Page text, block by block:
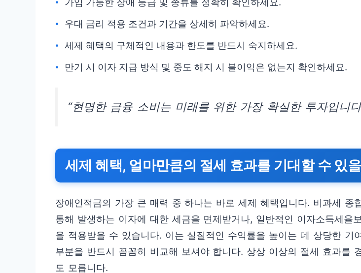
우대 금리 적용 조건과 기간을 상세히 파악하세요.
세제 혜택의 구체적인 내용과 한도를 반드시 숙지하세요.
만기 시 이자 지급 방식 및 중도 해지 시 불이익은 없는지 확인하세요.
“현명한 금융 소비는 미래를 위한 가장 확실한 투자입니
세제 혜택, 얼마만큼의 절세 효과를 기대할 수 있
장애인적금의 가장 큰 매력 중 하나는 바로 세제 혜택입니다. 비과세 종
통해 발생하는 이자에 대한 세금을 면제받거나, 일반적인 이자소득세율
을 적용받을 수 있습니다. 이는 실질적인 수익률을 높이는 데 상당한 기
부분을 반드시 꼼꼼히 비교해 보셔야 합니다. 상상 이상의 절세 효과를
도 모릅니다.